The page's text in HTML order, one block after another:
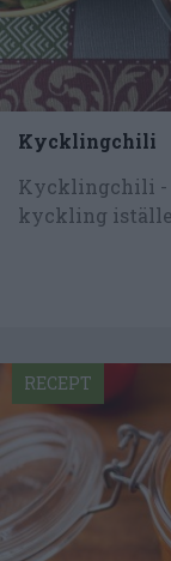
Kycklingchili
Kycklingchili -
kyckling
RECEPT